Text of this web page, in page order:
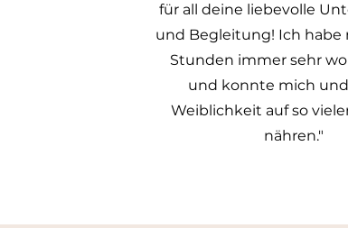
für all deine liebevolle
und Begleitung! Ich habe
Stunden immer sehr
und konnte mich
Weiblichkeit auf so
nähren."